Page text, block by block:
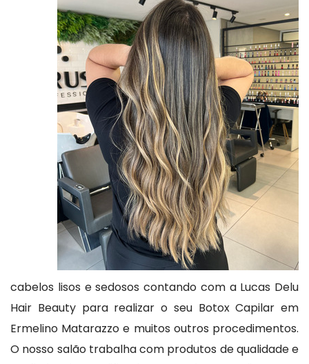
cabelos lisos e sedosos contando com a Lucas Delu
Hair Beauty para realizar o seu Botox Capilar em
Ermelino Matarazzo e muitos outros procedimentos.
O nosso salão trabalha com produtos de qualidade e